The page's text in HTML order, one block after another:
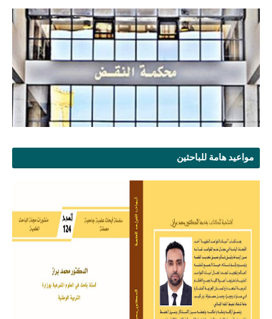
مواعيد هامة للباحثين